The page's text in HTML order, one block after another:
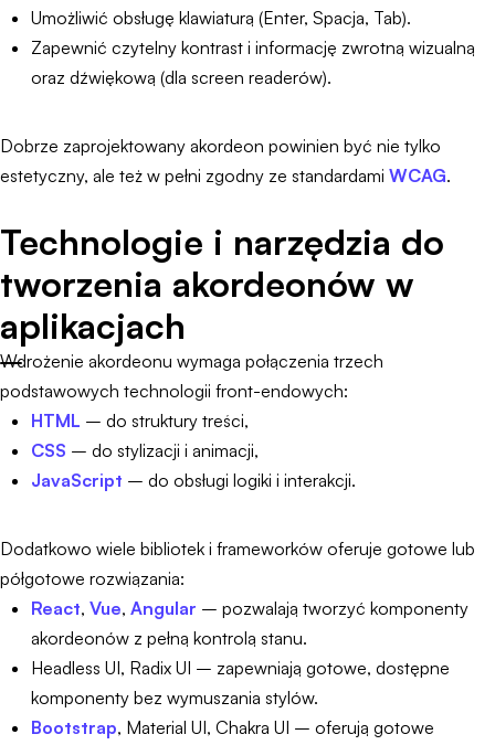
Umożliwić obsługę klawiaturą (Enter, Spacja, Tab).
Zapewnić czytelny kontrast i informację zwrotną wizualną
oraz dźwiękową (dla screen readerów).
Dobrze zaprojektowany akordeon powinien być nie tylko
estetyczny, ale też w pełni zgodny ze standardami WCAG.
Technologie i narzędzia do
tworzenia akordeonów w
aplikacjach
Wdrożenie akordeonu wymaga połączenia trzech
podstawowych technologii front-endowych:
HTML – do struktury treści,
CSS – do stylizacji i animacji,
JavaScript – do obsługi logiki i interakcji.
Dodatkowo wiele bibliotek i frameworków oferuje gotowe lub
półgotowe rozwiązania:
React, Vue, Angular – pozwalają tworzyć komponenty
akordeonów z pełną kontrolą stanu.
Headless UI, Radix UI – zapewniają gotowe, dostępne
komponenty bez wymuszania stylów.
Bootstrap, Material UI, Chakra UI – oferują gotowe